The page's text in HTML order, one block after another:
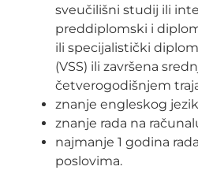
sveučilišni studij ili
preddiplomski i
ili specijalistički
(VSS) ili završena
četverogodišnjem
znanje engleskog
znanje rada na
najmanje 1 godina
poslovima.